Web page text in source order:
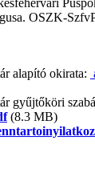
OSZK-
alapító okirata:
gyűjtőköri
(8.3 MB)